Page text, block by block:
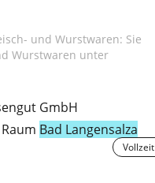
und Wurstwaren: Sie
Wurstwaren unter
GmbH
Bad Langensalza
Vollzeit